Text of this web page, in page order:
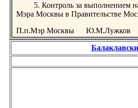
5. Контроль за выполнением
Мэра Москвы в Правительстве
П.п.Мэр Москвы Ю.М.Лужков